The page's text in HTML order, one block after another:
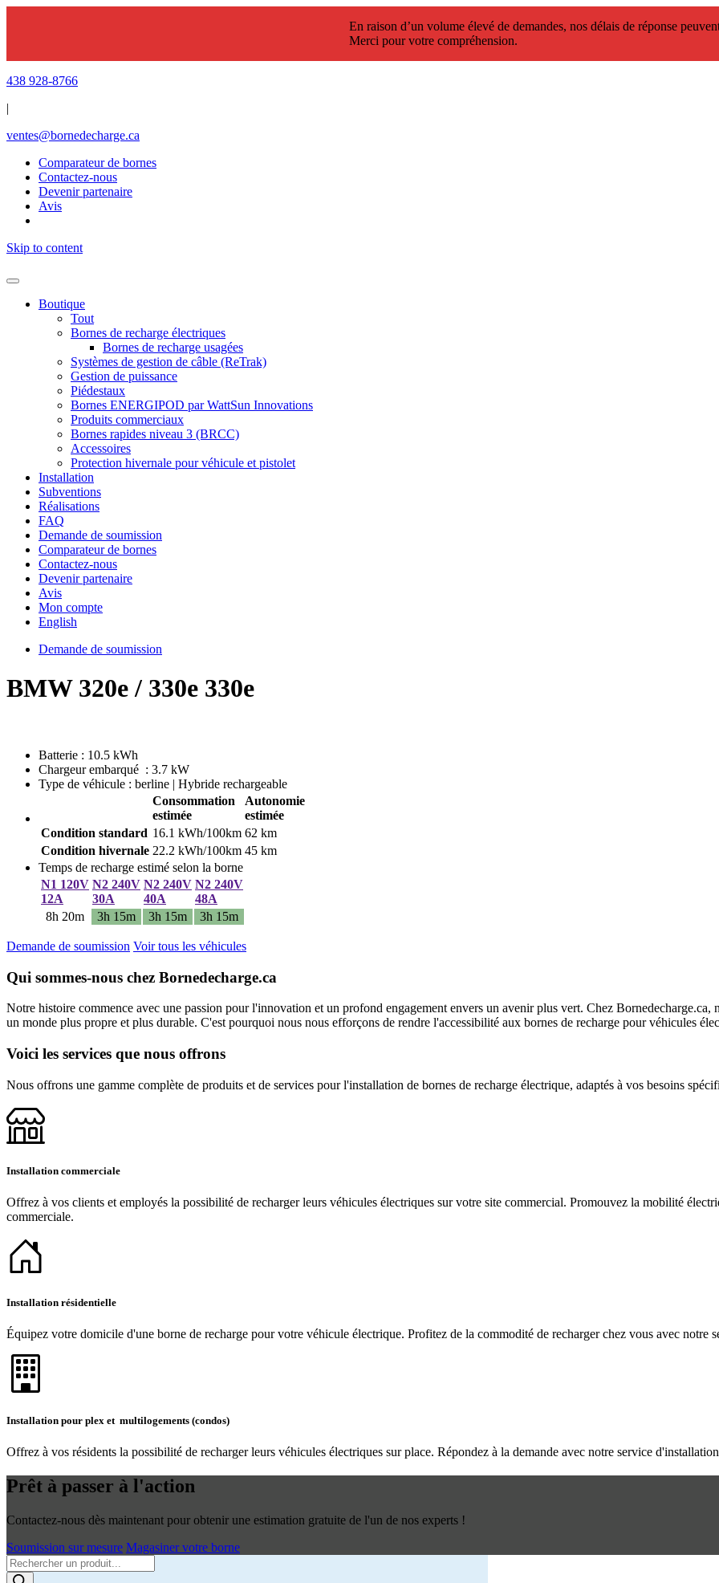
En raison d’un volume élevé de demandes, nos délais de réponse
Merci pour votre compréhension.
438 928-8766
|
ventes@bornedecharge.ca
Comparateur de bornes
Contactez-nous
Devenir partenaire
Avis
Skip to content
Boutique
Tout
Bornes de recharge électriques
Bornes de recharge usagées
Systèmes de gestion de câble (ReTrak)
Gestion de puissance
Piédestaux
Bornes ENERGIPOD par WattSun Innovations
Produits commerciaux
Bornes rapides niveau 3 (BRCC)
Accessoires
Protection hivernale pour véhicule et pistolet
Installation
Subventions
Réalisations
FAQ
Demande de soumission
Comparateur de bornes
Contactez-nous
Devenir partenaire
Avis
Mon compte
English
Demande de soumission
BMW 320e / 330e 330e
Batterie : 10.5 kWh
Chargeur embarqué : 3.7 kW
Type de véhicule : berline | Hybride rechargeable
Consommation
estimée
Autonomie
estimée
Condition standard 16.1 kWh/100km 62 km
Condition hivernale 22.2 kWh/100km 45 km
Temps de recharge estimé selon la borne
N1 120V
12A
N2 240V
30A
N2 240V
40A
N2 240V
48A
8h 20m
3h 15m 3h 15m 3h 15m
Demande de soumission Voir tous les véhicules
Qui sommes-nous chez Bornedecharge.ca
Notre histoire commence avec une passion pour l'innovation et un profond engagement envers un avenir plus vert. Chez
un monde plus propre et plus durable. C'est pourquoi nous nous efforçons de rendre l'accessibilité aux bornes de recharge pour véhicules
Voici les services que nous offrons
Nous offrons une gamme complète de produits et de services pour l'installation de bornes de recharge électrique, adaptés à vos besoins
Installation commerciale
Offrez à vos clients et employés la possibilité de recharger leurs véhicules électriques sur votre site commercial. Promouvez la mobilité
commerciale.
Installation résidentielle
Équipez votre domicile d'une borne de recharge pour votre véhicule électrique. Profitez de la commodité de recharger chez vous avec notre
Installation pour plex et multilogements (condos)
Offrez à vos résidents la possibilité de recharger leurs véhicules électriques sur place. Répondez à la demande avec notre service
Prêt à passer à l'action
Contactez-nous dès maintenant pour obtenir une estimation gratuite de l'un de nos experts !
Soumission sur mesure Magasiner votre borne
Products
search